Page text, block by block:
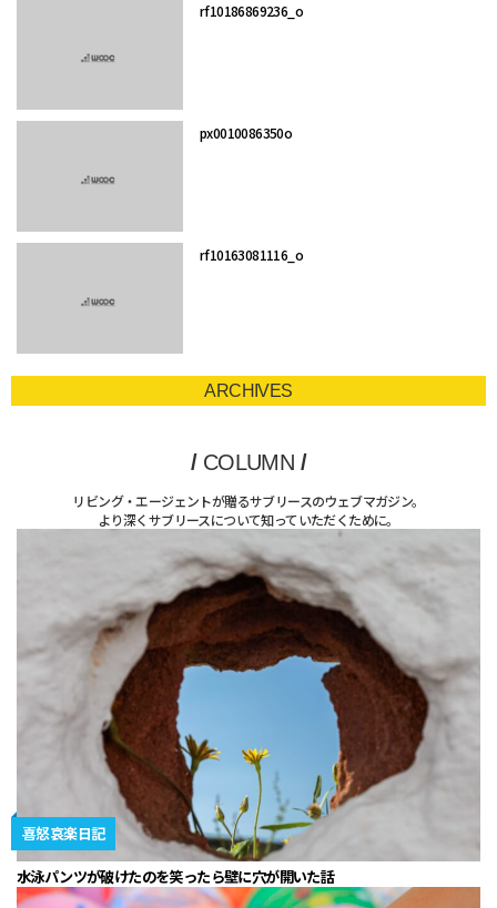
rf10186869236_o
px0010086350o
rf10163081116_o
ARCHIVES
/ COLUMN /
リビング・エージェントが贈るサブリースのウェブマガジン。
より深くサブリースについて知っていただくために。
喜怒哀楽日記
水泳パンツが破けたのを笑ったら壁に穴が開いた話